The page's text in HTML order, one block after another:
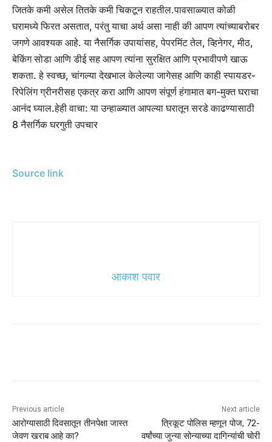
जितके कमी असेल तितके कमी चिकटून राहतील.पावसाळ्यात कोळी
घरामध्ये फिरत असतात, परंतु याचा अर्थ असा नाही की आपण त्यांच्याबरोबर
जगणे आवश्यक आहे. या नैसर्गिक उपायांसह, पेपरमिंट तेल, व्हिनेगर, मीठ,
बेकिंग सोडा आणि डीई सह आपण त्यांना सुरक्षित आणि प्रभावीपणे खाऊ
शकता. हे स्वच्छ, चांगल्या देखभाल केलेल्या जागेसह आणि काही स्पायडर-
रिपेलिंग ग्रीनरीसह एकत्र करा आणि आपण संपूर्ण हंगामात बग-मुक्त घराचा
आनंद घ्याल.हेही वाचा:या उन्हाळ्यात आपल्या घरातून सरडे काढण्यासाठी
8 नैसर्गिक घरगुती उपचार
Source link
आकाश पवार
Previous article
आरोग्यासाठी दिवसातून तीनपेक्षा जास्त
जेवण खराब आहे का?
Next article
त्रिकूट पोलिस म्हणून पोज, 72-
वर्षांच्या जुन्या सोन्याच्या दागिन्यांची चोरी